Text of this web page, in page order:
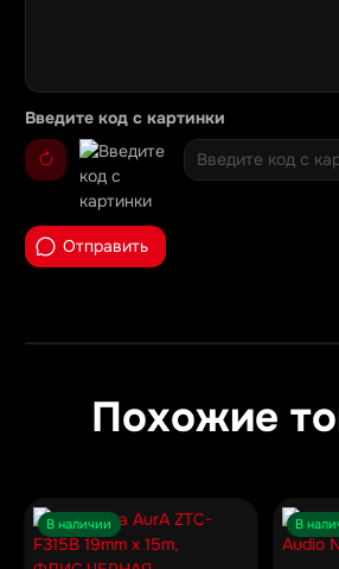
Введите код с картинки
Отправить
Похожие
В наличии В